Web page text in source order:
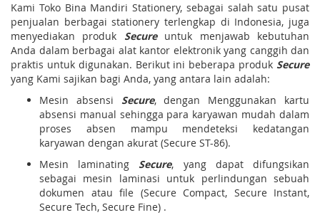
Kami Toko Bina Mandiri Stationery, sebagai salah satu pusat
penjualan berbagai stationery terlengkap di Indonesia, juga
menyediakan produk Secureuntuk menjawab kebutuhan
Anda dalam berbagai alat kantor elektronik yang canggih dan
praktis untuk digunakan. Berikut ini beberapa produk Secure
yang Kami sajikan bagi Anda, yang antara lain adalah:
Mesin absensi Secure, dengan Menggunakan kartu
absensi manual sehingga para karyawan mudah dalam
proses absen mampu mendeteksi kedatangan
karyawan dengan akurat (Secure ST-86).
Mesin laminating Secure, yang dapat difungsikan
sebagai mesin laminasi untuk perlindungan sebuah
dokumen atau file (Secure Compact, Secure Instant,
Secure Tech, Secure Fine) .